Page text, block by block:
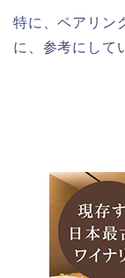
特に、ペアリン
に、参考にして